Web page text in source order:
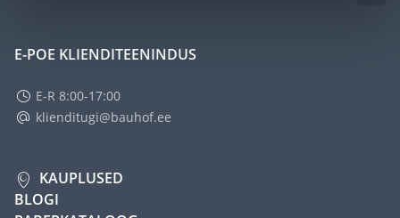
E-POE KLIENDITEENINDUS
E-R 8:00-17:00
klienditugi@bauhof.ee
KAUPLUSED
BLOGI